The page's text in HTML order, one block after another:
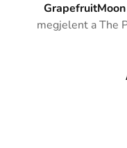
GrapefruitMoon
megjelent a The